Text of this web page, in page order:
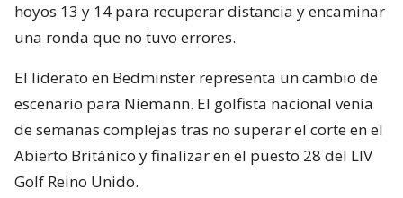
hoyos 13 y 14 para recuperar distancia y encaminar
una ronda que no tuvo errores.
El liderato en Bedminster representa un cambio de
escenario para Niemann. El golfista nacional venía
de semanas complejas tras no superar el corte en el
Abierto Británico y finalizar en el puesto 28 del LIV
Golf Reino Unido.